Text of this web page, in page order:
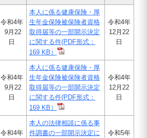
令和4年
9月22
日
本人に係る健康保険・厚
生年金保険被保険者資格
取得届等の一部開示決定
に関する件(PDF形式：
169 KB）
令和4年
12月22
日
令和4年
9月22
日
本人に係る健康保険・厚
生年金保険被保険者資格
取得届等の一部開示決定
に関する件(PDF形式：
169 KB）
令和4年
12月22
日
令和4年
本人の法律相談に係る事
件調書の一部開示決定に
令和5年